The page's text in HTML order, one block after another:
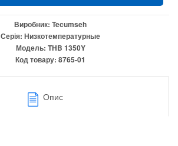
Виробник: Tecumseh
Серія: Низкотемпературные
Модель: THB 1350Y
Код товару: 8765-01
Опис